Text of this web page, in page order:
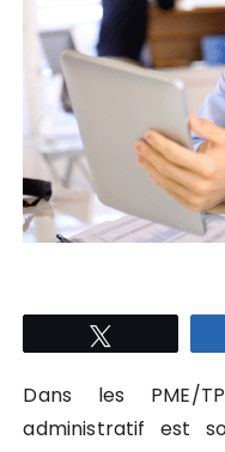
Dans les PME/
administratif est